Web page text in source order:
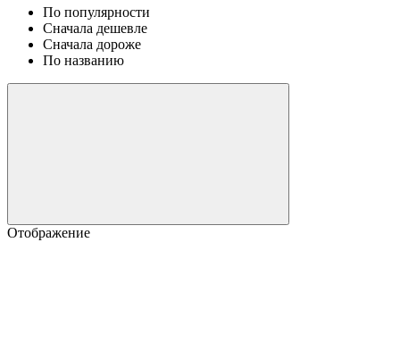
По популярности
Сначала дешевле
Сначала дороже
По названию
Отображение